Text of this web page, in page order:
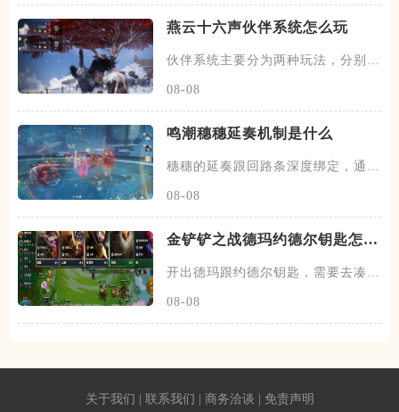
燕云十六声伙伴系统怎么玩
伙伴系统主要分为两种玩法，分别是
08-08
鸣潮穗穗延奏机制是什么
穗穗的延奏跟回路条深度绑定，通过
08-08
金铲铲之战德玛约德尔钥匙怎么
开出德玛跟约德尔钥匙，需要去凑约
08-08
关于我们 联系我们 商务洽谈 免责声明